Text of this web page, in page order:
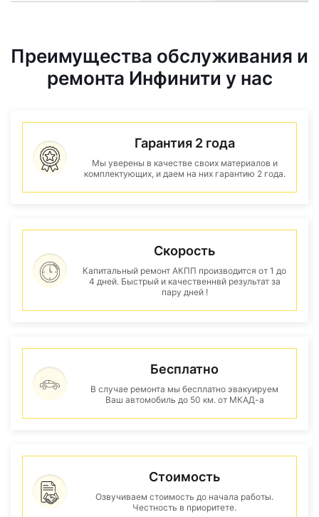
Преимущества обслуживания и
ремонта Инфинити у нас
Гарантия 2 года
Мы уверены в качестве своих материалов и
комплектующих, и даем на них гарантию 2 года.
Скорость
Капитальный ремонт АКПП производится от 1 до
4 дней. Быстрый и качественнвй результат за
пару дней !
Бесплатно
В случае ремонта мы бесплатно эвакуируем
Ваш автомобиль до 50 км. от МКАД-а
Стоимость
Озвучиваем стоимость до начала работы.
Честность в приоритете.